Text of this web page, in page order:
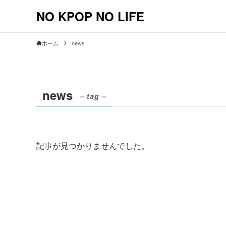
NO KPOP NO LIFE
ホーム news
news – tag –
記事が見つかりませんでした。